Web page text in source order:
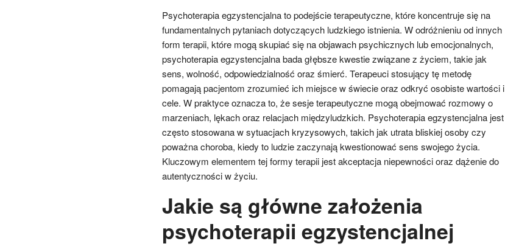
Psychoterapia egzystencjalna to podejście terapeutyczne, które koncentruje się na
fundamentalnych pytaniach dotyczących ludzkiego istnienia. W odróżnieniu od innych
form terapii, które mogą skupiać się na objawach psychicznych lub emocjonalnych,
psychoterapia egzystencjalna bada głębsze kwestie związane z życiem, takie jak
sens, wolność, odpowiedzialność oraz śmierć. Terapeuci stosujący tę metodę
pomagają pacjentom zrozumieć ich miejsce w świecie oraz odkryć osobiste wartości i
cele. W praktyce oznacza to, że sesje terapeutyczne mogą obejmować rozmowy o
marzeniach, lękach oraz relacjach międzyludzkich. Psychoterapia egzystencjalna jest
często stosowana w sytuacjach kryzysowych, takich jak utrata bliskiej osoby czy
poważna choroba, kiedy to ludzie zaczynają kwestionować sens swojego życia.
Kluczowym elementem tej formy terapii jest akceptacja niepewności oraz dążenie do
autentyczności w życiu.
Jakie są główne założenia
psychoterapii egzystencjalnej